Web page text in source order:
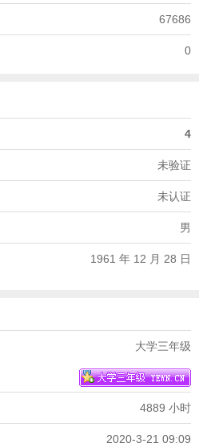
67686
0
4
未验证
未认证
男
1961 年 12 月 28 日
大学三年级
4889 小时
2020-3-21 09:09